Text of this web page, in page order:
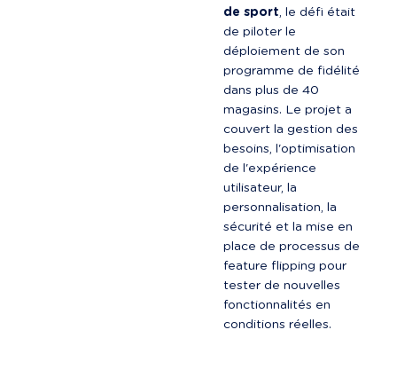
de sport, le défi était
de piloter le
déploiement de son
programme de fidélité
dans plus de 40
magasins. Le projet a
couvert la gestion des
besoins, l'optimisation
de l'expérience
utilisateur, la
personnalisation, la
sécurité et la mise en
place de processus de
feature flipping pour
tester de nouvelles
fonctionnalités en
conditions réelles.